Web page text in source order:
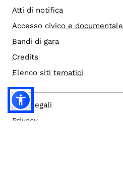
Atti di notifica
Accesso civico e documentale
Bandi di gara
Credits
Elenco siti tematici
Note legali
Privacy